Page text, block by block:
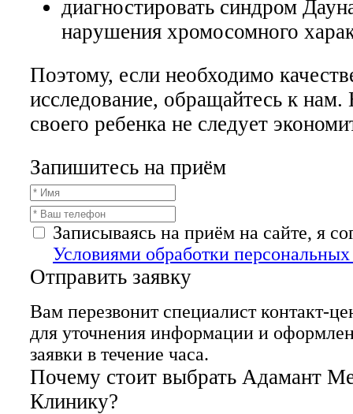
диагностировать синдром
нарушения хромосомного
Поэтому, если необходимо
исследование, обращайтесь к нам.
своего ребенка не следует
Запишитесь на приём
Записываясь на приём на сайте, я
Условиями обработки
Отправить заявку
Вам перезвонит специалист контакт-
для уточнения информации и
заявки в течение часа.
Почему стоит выбрать Адамант
Клинику?